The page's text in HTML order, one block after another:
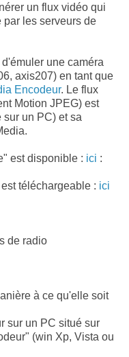
un flux vidéo qui
les serveurs de
une caméra
axis207) en tant que
Encodeur. Le flux
Motion JPEG) est
un PC) et sa
est disponible : ici :
téléchargeable : ici
de radio
à ce qu'elle soit
sur un PC situé sur
(win Xp, Vista ou